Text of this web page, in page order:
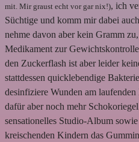
mit. Mir graust echt vor gar nix!), ich
Süchtige und komm mir dabei
nehme davon aber kein Gramm
Medikament zur
den Zuckerflash ist aber leider
stattdessen quicklebendige
desinfiziere Wunden am
dafür aber noch mehr
sensationelles Studio-Album
kreischenden Kindern das